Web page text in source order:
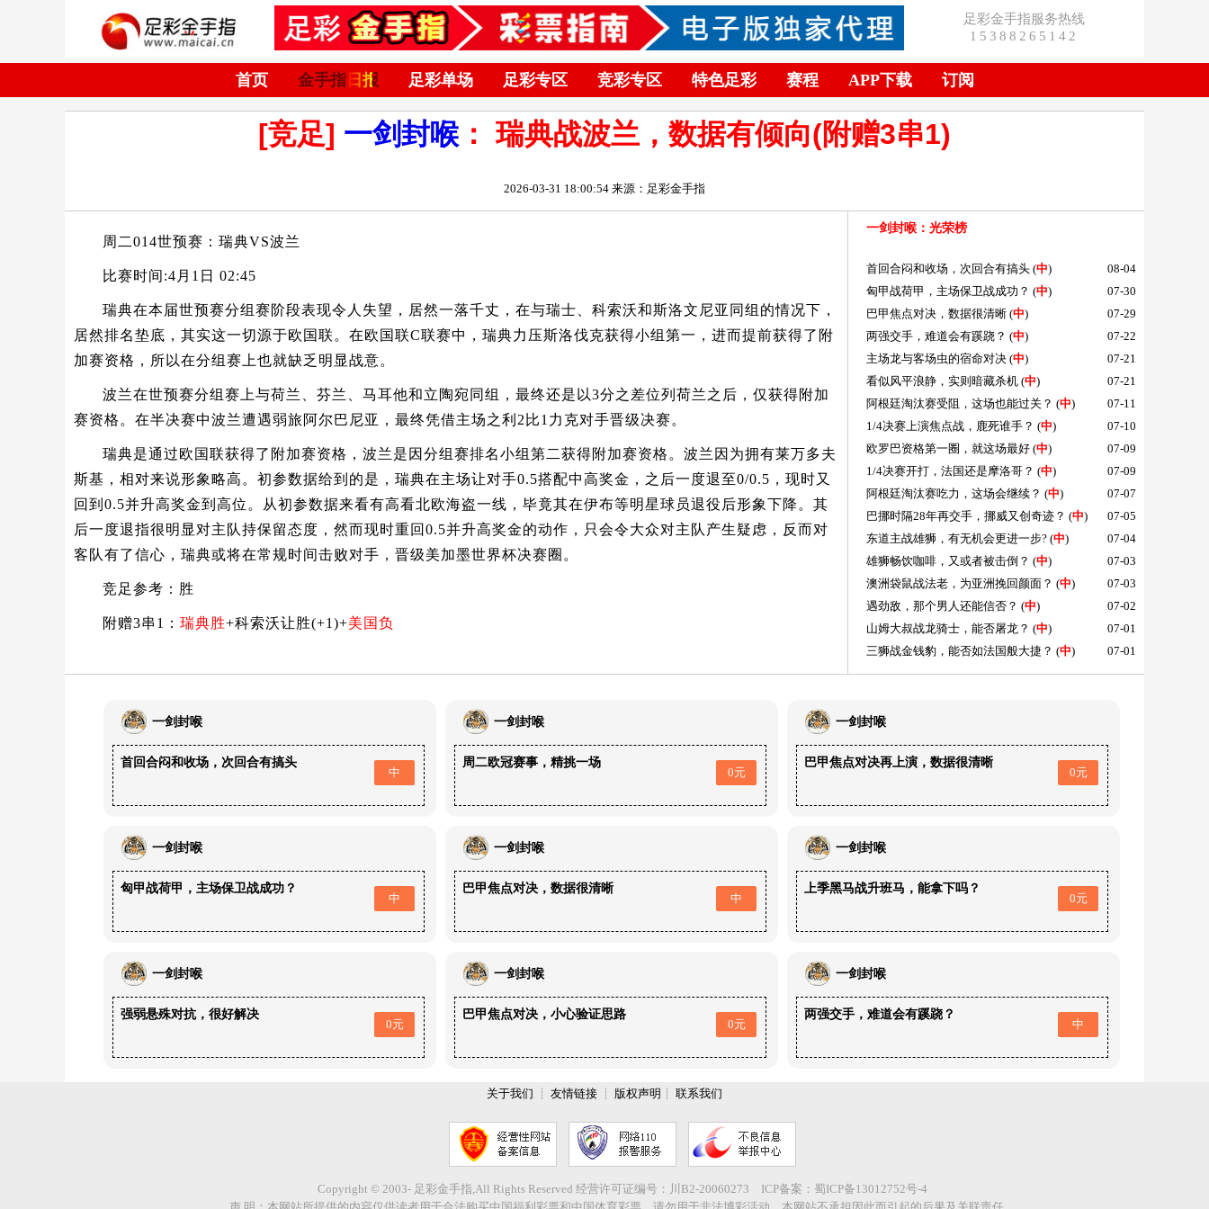
足彩金手指服务热线
15388265142
首页 金手指日报 足彩单场 足彩专区 竞彩专区 特色足彩 赛程 APP下载 订阅
[竞足] 一剑封喉 ： 瑞典战波兰，数据有倾向(附赠3串1)
2026-03-31 18:00:54 来源：足彩金手指
周二014世预赛：瑞典VS波兰
比赛时间:4月1日 02:45
瑞典在本届世预赛分组赛阶段表现令人失望，居然一落千丈，在与瑞士、科索沃和斯洛文尼亚同组的情况下，
居然排名垫底，其实这一切源于欧国联。在欧国联C联赛中，瑞典力压斯洛伐克获得小组第一，进而提前获得了附
加赛资格，所以在分组赛上也就缺乏明显战意。
波兰在世预赛分组赛上与荷兰、芬兰、马耳他和立陶宛同组，最终还是以3分之差位列荷兰之后，仅获得附加
赛资格。在半决赛中波兰遭遇弱旅阿尔巴尼亚，最终凭借主场之利2比1力克对手晋级决赛。
瑞典是通过欧国联获得了附加赛资格，波兰是因分组赛排名小组第二获得附加赛资格。波兰因为拥有莱万多夫
斯基，相对来说形象略高。初参数据给到的是，瑞典在主场让对手0.5搭配中高奖金，之后一度退至0/0.5，现时又
回到0.5并升高奖金到高位。从初参数据来看有高看北欧海盗一线，毕竟其在伊布等明星球员退役后形象下降。其
后一度退指很明显对主队持保留态度，然而现时重回0.5并升高奖金的动作，只会令大众对主队产生疑虑，反而对
客队有了信心，瑞典或将在常规时间击败对手，晋级美加墨世界杯决赛圈。
竞足参考：胜
附赠3串1： 瑞典胜+科索沃让胜(+1)+美国负
一剑封喉 ：光荣榜
首回合闷和收场，次回合有搞头 (中)
08-04
匈甲战荷甲，主场保卫战成功？ (中)
07-30
巴甲焦点对决，数据很清晰 (中)
07-29
两强交手，难道会有蹊跷？ (中)
07-22
主场龙与客场虫的宿命对决 (中)
07-21
看似风平浪静，实则暗藏杀机 (中)
07-21
阿根廷淘汰赛受阻，这场也能过关？ (中)
07-11
1/4决赛上演焦点战，鹿死谁手？ (中)
07-10
欧罗巴资格第一圈，就这场最好 (中)
07-09
1/4决赛开打，法国还是摩洛哥？ (中)
07-09
阿根廷淘汰赛吃力，这场会继续？ (中)
07-07
巴挪时隔28年再交手，挪威又创奇迹？ (中)
07-05
东道主战雄狮，有无机会更进一步? (中)
07-04
雄狮畅饮咖啡，又或者被击倒？ (中)
07-03
澳洲袋鼠战法老，为亚洲挽回颜面？ (中)
07-03
遇劲敌，那个男人还能信否？ (中)
07-02
山姆大叔战龙骑士，能否屠龙？ (中)
07-01
三狮战金钱豹，能否如法国般大捷？ (中) 07-01
一剑封喉
首回合闷和收场，次回合有搞头
中
一剑封喉
周二欧冠赛事，精挑一场
0元
一剑封喉
巴甲焦点对决再上演，数据很清晰
0元
一剑封喉
匈甲战荷甲，主场保卫战成功？
中
一剑封喉
巴甲焦点对决，数据很清晰
中
一剑封喉
上季黑马战升班马，能拿下吗？
0元
一剑封喉
强弱悬殊对抗，很好解决
0元
一剑封喉
巴甲焦点对决，小心验证思路
0元
一剑封喉
两强交手，难道会有蹊跷？
中
关于我们 ┊ 友情链接 ┊ 版权声明 ┊ 联系我们
Copyright © 2003- 足彩金手指,All Rights Reserved 经营许可证编号：川B2-20060273 ICP备案： 蜀ICP备13012752号-4